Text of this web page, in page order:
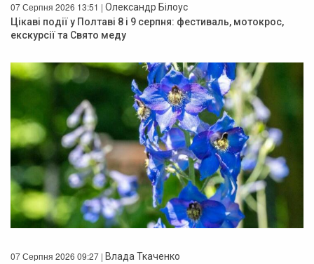
07 Серпня 2026 13:51 | Олександр Білоус
Цікаві події у Полтаві 8 і 9 серпня: фестиваль, мотокрос,
екскурсії та Свято меду
07 Серпня 2026 09:27 | Влада Ткаченко